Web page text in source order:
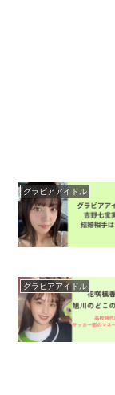
グラビアアイドル
グラビアアイドル